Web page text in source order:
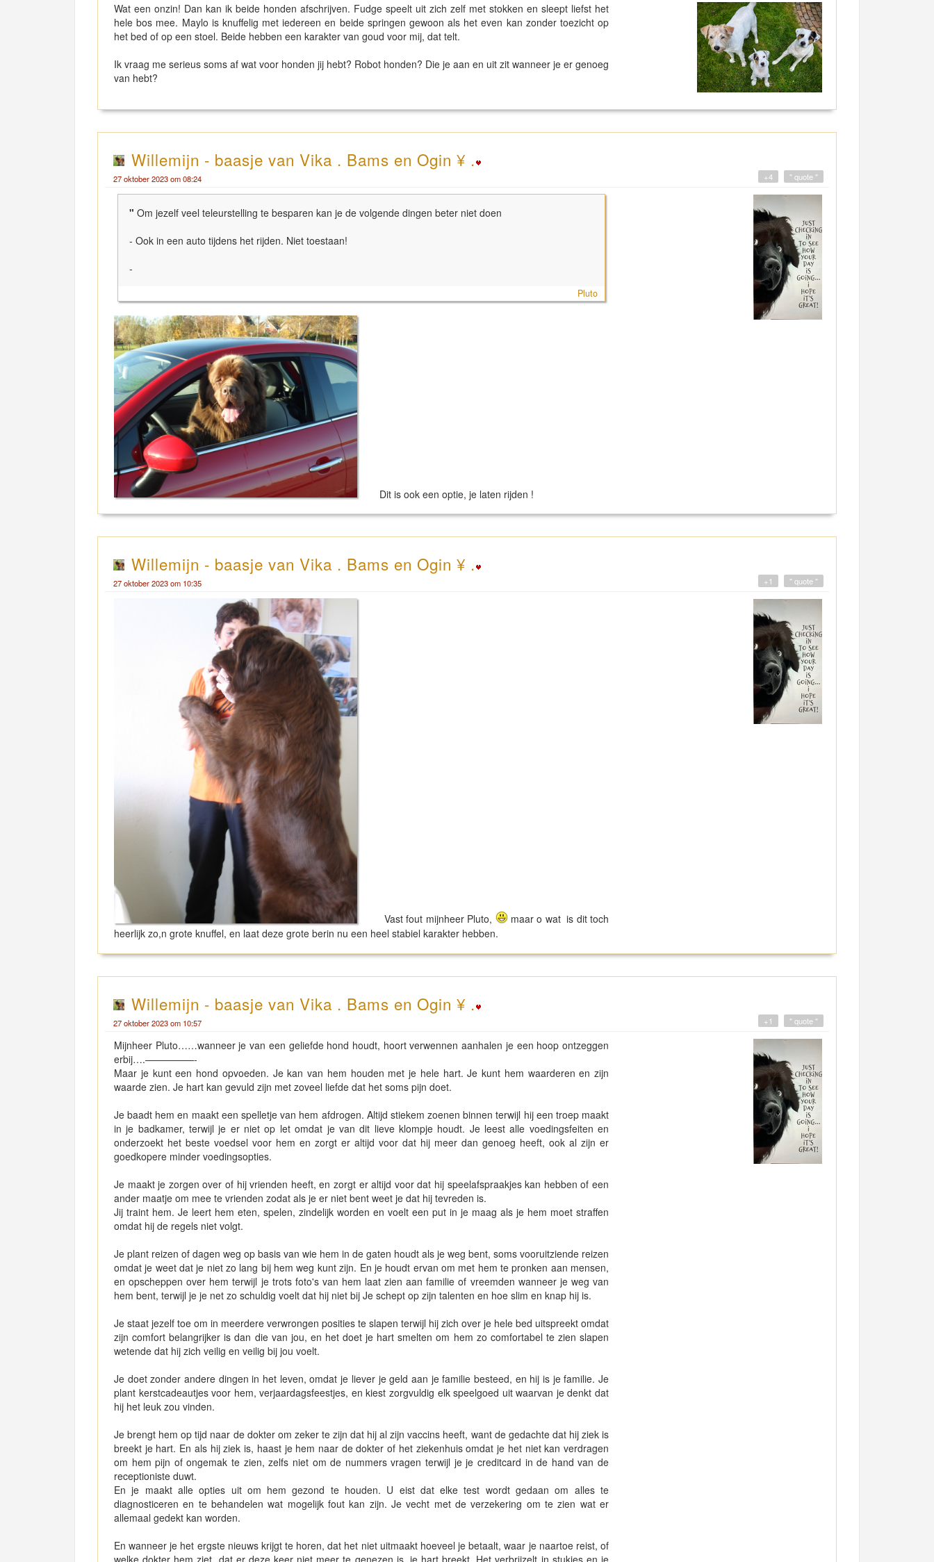
Wat een onzin! Dan kan ik beide honden afschrijven. Fudge speelt uit zich zelf met stokken en sleept liefst het
hele bos mee. Maylo is knuffelig met iedereen en beide springen gewoon als het even kan zonder toezicht op
het bed of op een stoel. Beide hebben een karakter van goud voor mij, dat telt.
Ik vraag me serieus soms af wat voor honden jij hebt? Robot honden? Die je aan en uit zit wanneer je er genoeg
van hebt?
Willemijn - baasje van Vika . Bams en Ogin ¥ .
27 oktober 2023 om 08:24 " quote "
+4
" Om jezelf veel teleurstelling te besparen kan je de volgende dingen beter niet doen
- Ook in een auto tijdens het rijden. Niet toestaan!
-
Pluto
Dit is ook een optie, je laten rijden !
Willemijn - baasje van Vika . Bams en Ogin ¥ .
27 oktober 2023 om 10:35 " quote "
+1
Vast fout mijnheer Pluto,
maar o wat is dit toch
heerlijk zo,n grote knuffel, en laat deze grote berin nu een heel stabiel karakter hebben.
Willemijn - baasje van Vika . Bams en Ogin ¥ .
27 oktober 2023 om 10:57 " quote "
+1
Mijnheer Pluto……wanneer je van een geliefde hond houdt, hoort verwennen aanhalen je een hoop ontzeggen
erbij….—————-
Maar je kunt een hond opvoeden. Je kan van hem houden met je hele hart. Je kunt hem waarderen en zijn
waarde zien. Je hart kan gevuld zijn met zoveel liefde dat het soms pijn doet.
Je baadt hem en maakt een spelletje van hem afdrogen. Altijd stiekem zoenen binnen terwijl hij een troep maakt
in je badkamer, terwijl je er niet op let omdat je van dit lieve klompje houdt. Je leest alle voedingsfeiten en
onderzoekt het beste voedsel voor hem en zorgt er altijd voor dat hij meer dan genoeg heeft, ook al zijn er
goedkopere minder voedingsopties.
Je maakt je zorgen over of hij vrienden heeft, en zorgt er altijd voor dat hij speelafspraakjes kan hebben of een
ander maatje om mee te vrienden zodat als je er niet bent weet je dat hij tevreden is.
Jij traint hem. Je leert hem eten, spelen, zindelijk worden en voelt een put in je maag als je hem moet straffen
omdat hij de regels niet volgt.
Je plant reizen of dagen weg op basis van wie hem in de gaten houdt als je weg bent, soms vooruitziende reizen
omdat je weet dat je niet zo lang bij hem weg kunt zijn. En je houdt ervan om met hem te pronken aan mensen,
en opscheppen over hem terwijl je trots foto's van hem laat zien aan familie of vreemden wanneer je weg van
hem bent, terwijl je je net zo schuldig voelt dat hij niet bij Je schept op zijn talenten en hoe slim en knap hij is.
Je staat jezelf toe om in meerdere verwrongen posities te slapen terwijl hij zich over je hele bed uitspreekt omdat
zijn comfort belangrijker is dan die van jou, en het doet je hart smelten om hem zo comfortabel te zien slapen
wetende dat hij zich veilig en veilig bij jou voelt.
Je doet zonder andere dingen in het leven, omdat je liever je geld aan je familie besteed, en hij is je familie. Je
plant kerstcadeautjes voor hem, verjaardagsfeestjes, en kiest zorgvuldig elk speelgoed uit waarvan je denkt dat
hij het leuk zou vinden.
Je brengt hem op tijd naar de dokter om zeker te zijn dat hij al zijn vaccins heeft, want de gedachte dat hij ziek is
breekt je hart. En als hij ziek is, haast je hem naar de dokter of het ziekenhuis omdat je het niet kan verdragen
om hem pijn of ongemak te zien, zelfs niet om de nummers vragen terwijl je je creditcard in de hand van de
receptioniste duwt.
En je maakt alle opties uit om hem gezond te houden. U eist dat elke test wordt gedaan om alles te
diagnosticeren en te behandelen wat mogelijk fout kan zijn. Je vecht met de verzekering om te zien wat er
allemaal gedekt kan worden.
En wanneer je het ergste nieuws krijgt te horen, dat het niet uitmaakt hoeveel je betaalt, waar je naartoe reist, of
welke dokter hem ziet, dat er deze keer niet meer te genezen is, je hart breekt. Het verbrijzelt in stukjes en je